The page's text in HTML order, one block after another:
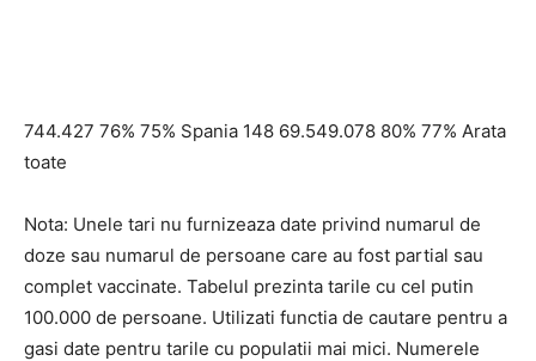
744.427 76% 75% Spania 148 69.549.078 80% 77% Arata
toate
Nota: Unele tari nu furnizeaza date privind numarul de
doze sau numarul de persoane care au fost partial sau
complet vaccinate. Tabelul prezinta tarile cu cel putin
100.000 de persoane. Utilizati functia de cautare pentru a
gasi date pentru tarile cu populatii mai mici. Numerele